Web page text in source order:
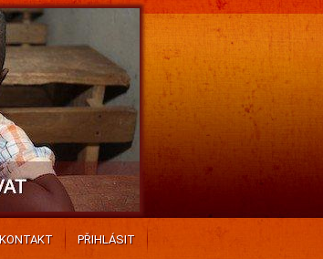
KONTAKT PŘIHLÁSIT